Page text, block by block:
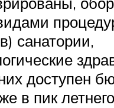
санатории,
доступен
в пик